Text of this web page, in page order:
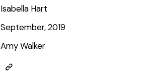
Isabella Hart
September, 2019
Amy Walker